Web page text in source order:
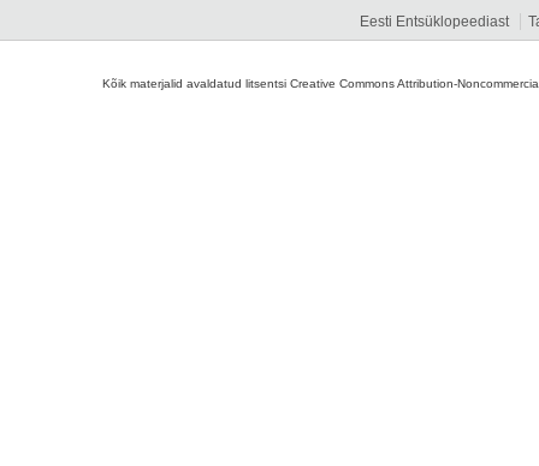
Eesti Entsüklopeediast
Kõik materjalid avaldatud litsentsi Creative Commons Attribution-